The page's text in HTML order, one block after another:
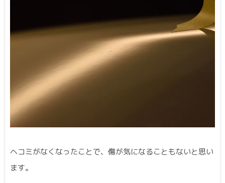
ヘコミがなくなったことで、傷が気になることもないと思い
ます。